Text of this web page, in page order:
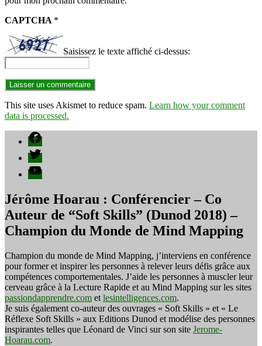
CAPTCHA *
Saisissez le texte affiché ci-dessus:
This site uses Akismet to reduce spam. Learn how your comment
data is processed.
Facebook
Twitter
YouTube
Jérôme Hoarau : Conférencier – Co
Auteur de “Soft Skills” (Dunod 2018) –
Champion du Monde de Mind Mapping
Champion du monde de Mind Mapping, j’interviens en conférence
pour former et inspirer les personnes à relever leurs défis grâce aux
compétences comportementales. J’aide les personnes à muscler leur
cerveau grâce à la Lecture Rapide et au Mind Mapping sur les sites
passiondapprendre.com et lesintelligences.com.
Je suis également co-auteur des ouvrages « Soft Skills » et « Le
Réflexe Soft Skills » aux Editions Dunod et modélise des personnes
inspirantes telles que Léonard de Vinci sur son site Jerome-
Hoarau.com.